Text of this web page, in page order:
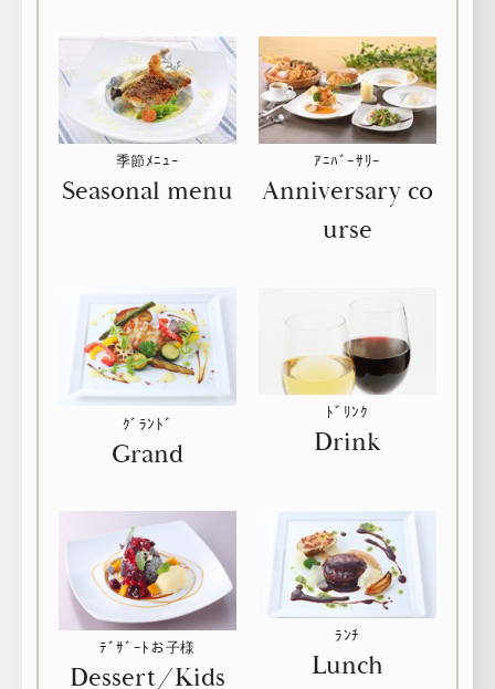
こだわり
お知らせ
季節ﾒﾆｭｰ
Seasonal menu
ｱﾆﾊﾞｰｻﾘｰ
Anniversary co
urse
ｸﾞﾗﾝﾄﾞ
Grand
ﾄﾞﾘﾝｸ
Drink
ﾃﾞｻﾞｰﾄお子様
Dessert/Kids
ﾗﾝﾁ
Lunch